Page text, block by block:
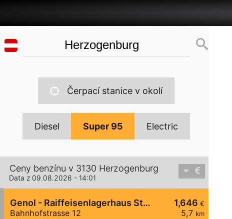
Čerpací stanice v okolí
Diesel Super 95 Electric
Ceny benzínu v 3130 Herzogenburg
Data z 09.08.2026 - 14:01
1,646 €
5,7 km
Genol - Raiffeisenlagerhaus St. Pölten
Bahnhofstrasse 12